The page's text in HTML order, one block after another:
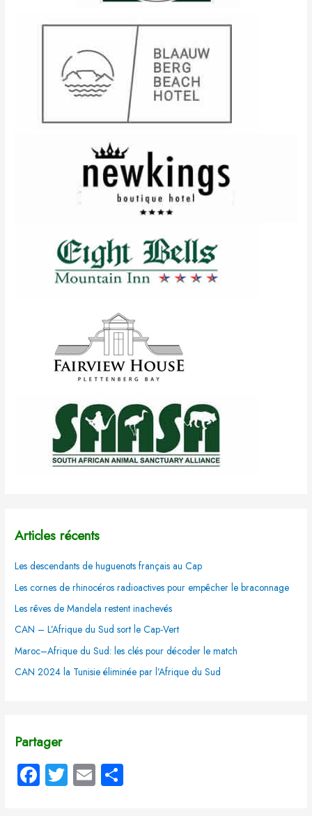
Articles récents
Les descendants de huguenots français au Cap
Les cornes de rhinocéros radioactives pour empêcher le braconnage
Les rêves de Mandela restent inachevés
CAN – L’Afrique du Sud sort le Cap-Vert
Maroc–Afrique du Sud: les clés pour décoder le match
CAN 2024 la Tunisie éliminée par l’Afrique du Sud
Partager
Fa
ce
T
wi
E
m